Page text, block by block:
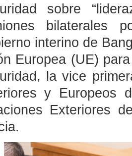
sobre
bilaterales
interino de
Europea (UE)
la vice
y Europeos
Exteriores